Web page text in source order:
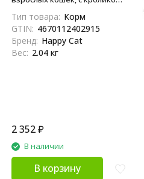
Тип товара: Корм
GTIN: 4670112402915
Бренд: Happy Cat
Вес: 2.04 кг
2 352₽
В наличии
В корзину